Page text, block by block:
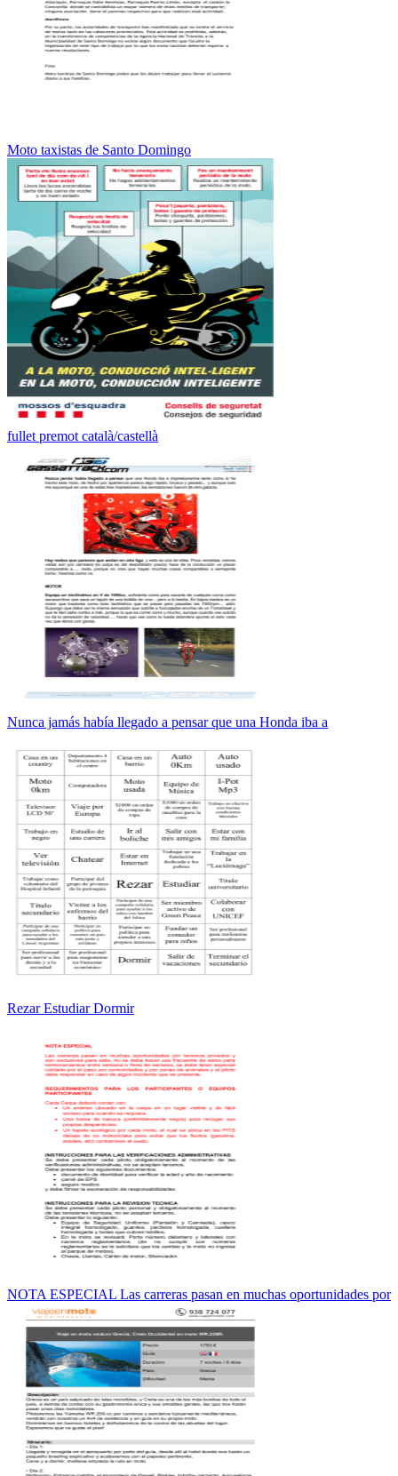
Moto taxistas de Santo Domingo
fullet premot català/castellà
Nunca jamás había llegado a pensar que una Honda iba a
Rezar Estudiar Dormir
NOTA ESPECIAL Las carreras pasan en muchas oportunidades por